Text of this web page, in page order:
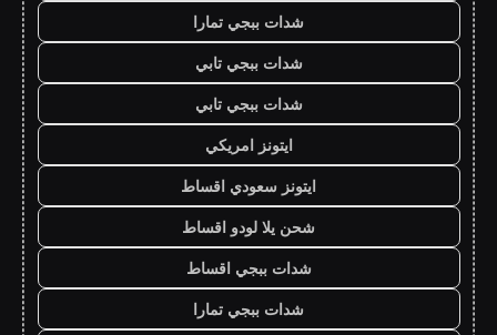
شدات ببجي تمارا
شدات ببجي تابي
شدات ببجي تابي
ايتونز امريكي
ايتونز سعودي اقساط
شحن يلا لودو اقساط
شدات ببجي اقساط
شدات ببجي تمارا